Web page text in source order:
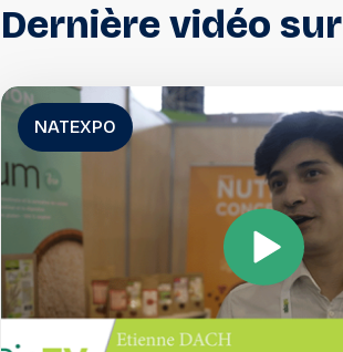
Dernièrevidéo sur
NATEXPO